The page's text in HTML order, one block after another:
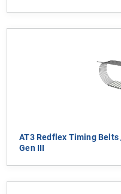
AT3 Redflex Timing
Gen III